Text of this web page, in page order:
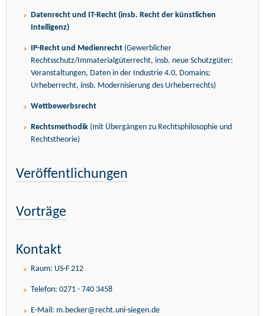
Datenrecht und IT-Recht (insb. Recht der künstlichen
Intelligenz)
IP-Recht und Medienrecht (Gewerblicher
Rechtsschutz/Immaterialgüterrecht, insb. neue Schutzgüter:
Veranstaltungen, Daten in der Industrie 4.0, Domains;
Urheberrecht, insb. Modernisierung des Urheberrechts)
Wettbewerbsrecht
Rechtsmethodik (mit Übergängen zu Rechtsphilosophie und
Rechtstheorie)
Veröffentlichungen
Vorträge
Kontakt
Raum: US-F 212
Telefon: 0271 - 740 3458
E-Mail: m.becker@recht.uni-siegen.de